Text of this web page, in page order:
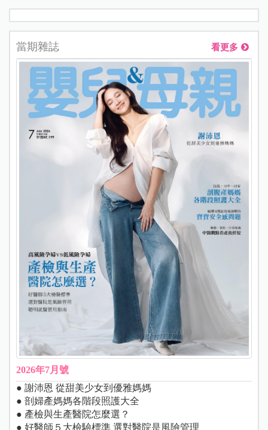
當期雜誌 看更多
2026年7月號
● 謝沛恩 從甜美少女到優雅媽媽
● 剖婦產媽媽各階段照護大全
● 產檢與生產醫院怎麼選？
● 好醫師５大檢驗標準 選對醫院是風險管理